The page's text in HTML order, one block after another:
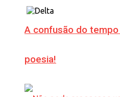
A confusão do
poesia!